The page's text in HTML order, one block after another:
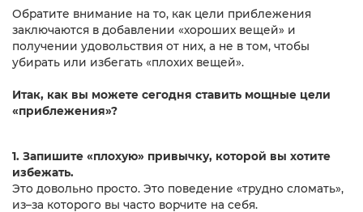
Обратите внимание на то, как цели приблежения
заключаются в добавлении «хороших вещей» и
получении удовольствия от них, а не в том, чтобы
убирать или избегать «плохих вещей»​​​.
Итак, как вы можете сегодня ставить мощные цели
«приблежения»?
1. Запишите «плохую» привычку, которой вы хотите
избежать.
Это довольно просто. Это поведение «трудно сломать»,
из–за которого вы часто ворчите на себя.